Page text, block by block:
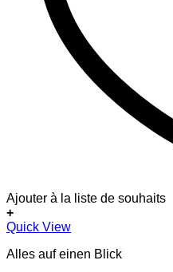
Ajouter à la liste de souhaits
+
Quick View
Alles auf einen Blick